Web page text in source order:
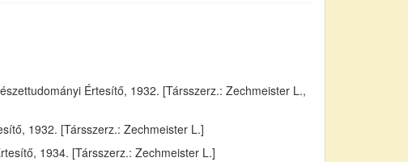
Értesítő, 1932. [Társszerz.: Zechmeister L.,
1932. [Társszerz.: Zechmeister L.]
1934. [Társszerz.: Zechmeister L.]